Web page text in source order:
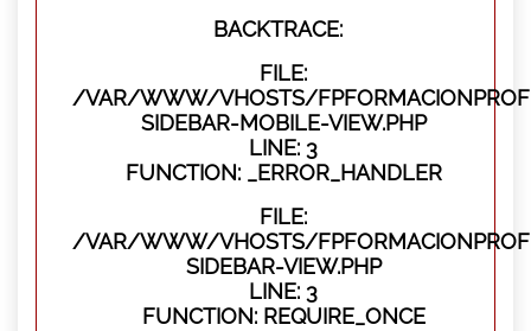
BACKTRACE:
FILE:
/VAR/WWW/VHOSTS/
SIDEBAR-MOBILE-VIEW.PHP
LINE: 3
FUNCTION: _ERROR_HANDLER
FILE:
/VAR/WWW/VHOSTS/
SIDEBAR-VIEW.PHP
LINE: 3
FUNCTION: REQUIRE_ONCE